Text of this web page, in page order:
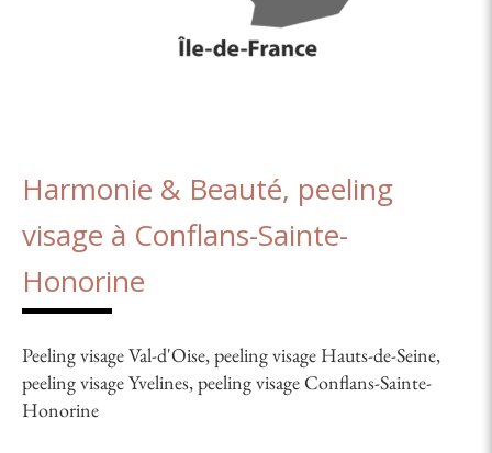
Harmonie & Beauté, peeling
visage à Conflans-Sainte-
Honorine
Peeling visage Val-d'Oise, peeling visage Hauts-de-Seine,
peeling visage Yvelines, peeling visage Conflans-Sainte-
Honorine